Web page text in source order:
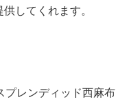
してくれます。
プレンディッド西麻布